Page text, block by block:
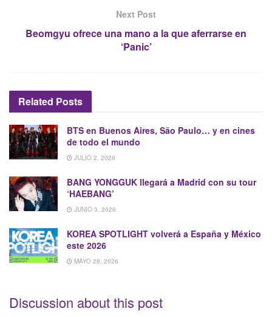
Next Post
Beomgyu ofrece una mano a la que aferrarse en
‘Panic’
Related Posts
BTS en Buenos Aires, São Paulo… y en cines
de todo el mundo
JULIO 2, 2026
BANG YONGGUK llegará a Madrid con su tour
‘HAEBANG’
JUNIO 3, 2026
KOREA SPOTLIGHT volverá a España y México
este 2026
MAYO 28, 2026
Discussion about this post